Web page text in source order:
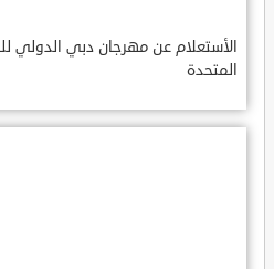
الأستعلام عن مهرجان دبي الدولي
المتحدة